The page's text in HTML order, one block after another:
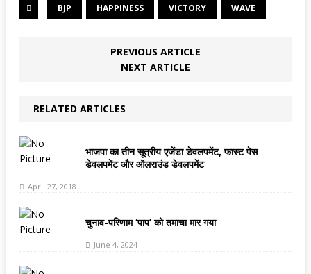
BJP HAPPINESS VICTORY WAVE
PREVIOUS ARTICLE
NEXT ARTICLE
RELATED ARTICLES
भाजपा का तीन सूत्रीय एजेंडा डेवलपमेंट, फास्‍ट पेस
डेवलपमेंट और ऑलराउंड डेवलपमेंट
April 27, 2018
चुनाव-परिणाम ‘पाप’ को तमाचा मार गया
June 4, 2024